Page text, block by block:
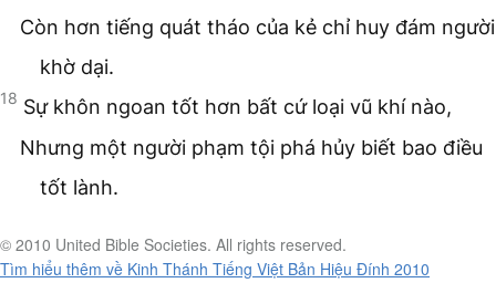
Còn hơn tiếng quát tháo của kẻ chỉ huy đám người
khờ dại.
18 Sự khôn ngoan tốt hơn bất cứ loại vũ khí nào,
Nhưng một người phạm tội phá hủy biết bao điều
tốt lành.
© 2010 United Bible Societies. All rights reserved.
Tìm hiểu thêm về Kinh Thánh Tiếng Việt Bản Hiệu Đính 2010